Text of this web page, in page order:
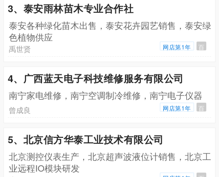
3、泰安雨林苗木专业合作社
泰安各种绿化苗木出售，泰安花卉园艺销售，泰安绿
色植物供应
禹世贤 网店第1年 百
4、广西蓝天电子科技维修服务有限公司
南宁家电维修，南宁空调制冷维修，南宁电子仪器
曾成良 网店第1年 百
5、北京信方华泰工业技术有限公司
北京测控仪表生产，北京超声波液位计销售，北京工
业远程IO模块研发